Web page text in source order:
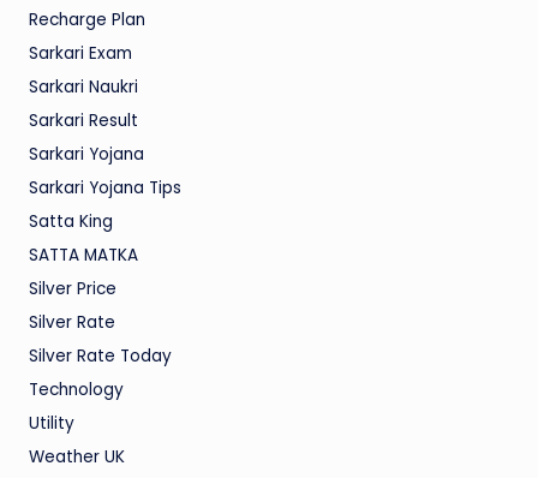
Recharge Plan
Sarkari Exam
Sarkari Naukri
Sarkari Result
Sarkari Yojana
Sarkari Yojana Tips
Satta King
SATTA MATKA
Silver Price
Silver Rate
Silver Rate Today
Technology
Utility
Weather UK